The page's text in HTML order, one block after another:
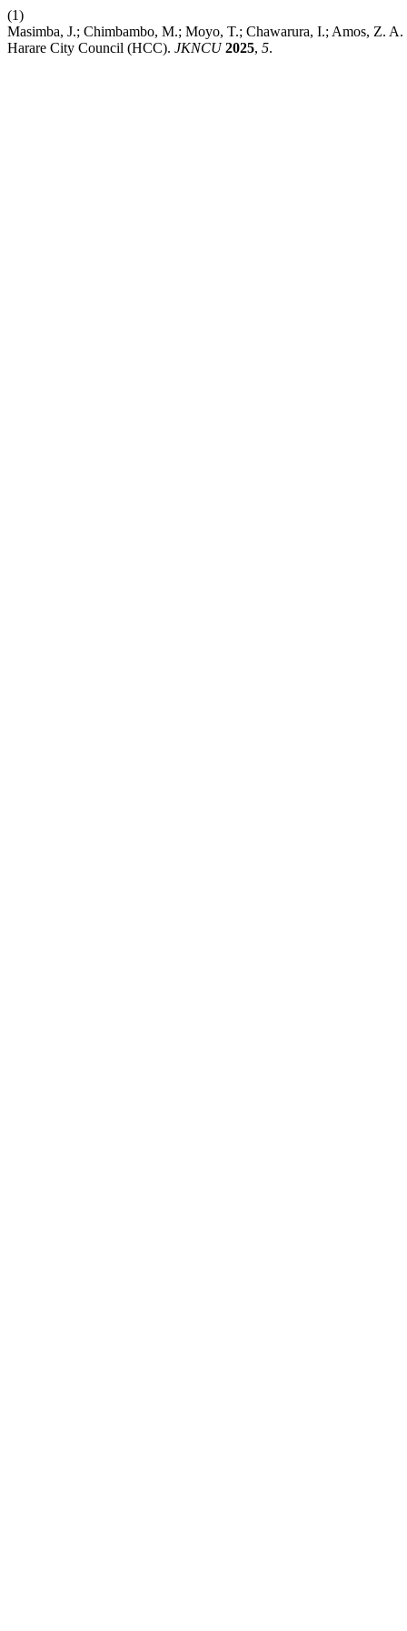
(1)
Masimba, J.; Chimbambo, M.; Moyo, T.; Chawarura, I.; Amos, Z.
Harare City Council (HCC). JKNCU 2025, 5.